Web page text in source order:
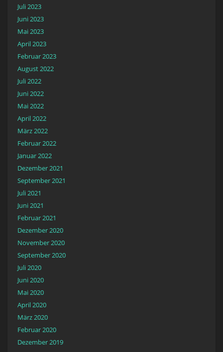
Juli 2023
Juni 2023
Mai 2023
April 2023
Februar 2023
August 2022
Juli 2022
Juni 2022
Mai 2022
April 2022
März 2022
Februar 2022
Januar 2022
Dezember 2021
September 2021
Juli 2021
Juni 2021
Februar 2021
Dezember 2020
November 2020
September 2020
Juli 2020
Juni 2020
Mai 2020
April 2020
März 2020
Februar 2020
Dezember 2019